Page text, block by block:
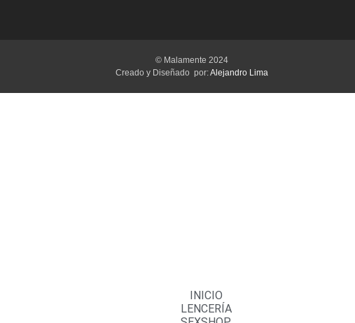
© Malamente 2024
Creado y Diseñado por:Alejandro Lima
INICIO
LENCERÍA